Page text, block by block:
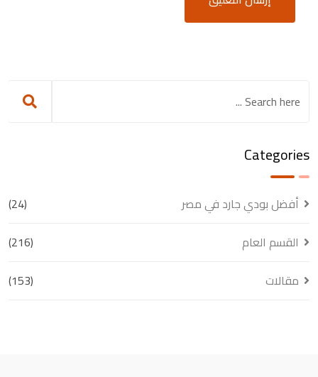
Categories
أفضل بودي جارد في مصر
(24)
القسم العام
(216)
مقالات
(153)